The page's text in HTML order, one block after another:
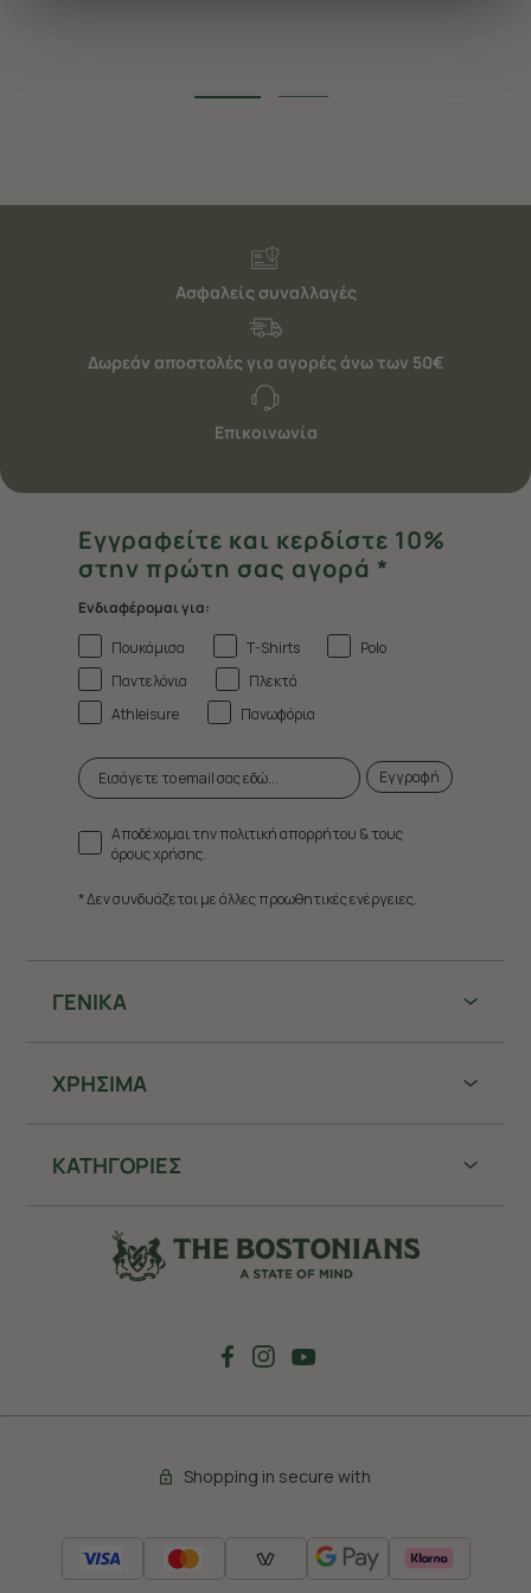
Ασφαλείς συναλλαγές
Δωρεάν αποστολές για αγορές άνω των 50€
Επικοινωνία
ΓΕΝΙΚΑ
ΧΡHΣΙΜΑ
ΚΑΤΗΓΟΡΙΕΣ
Εγγραφείτε και κερδίστε 10%
στην πρώτη σας αγορά *
Ενδιαφέρομαι για:
Πουκάμισα
T-Shirts
Polo
Παντελόνια
Πλεκτά
Athleisure
Πανωφόρια
Εγγραφή
Αποδέχομαι την πολιτική απορρήτου & τους
όρους χρήσης.
* Δεν συνδυάζεται με άλλες προωθητικές ενέργειες.
Shopping in secure with